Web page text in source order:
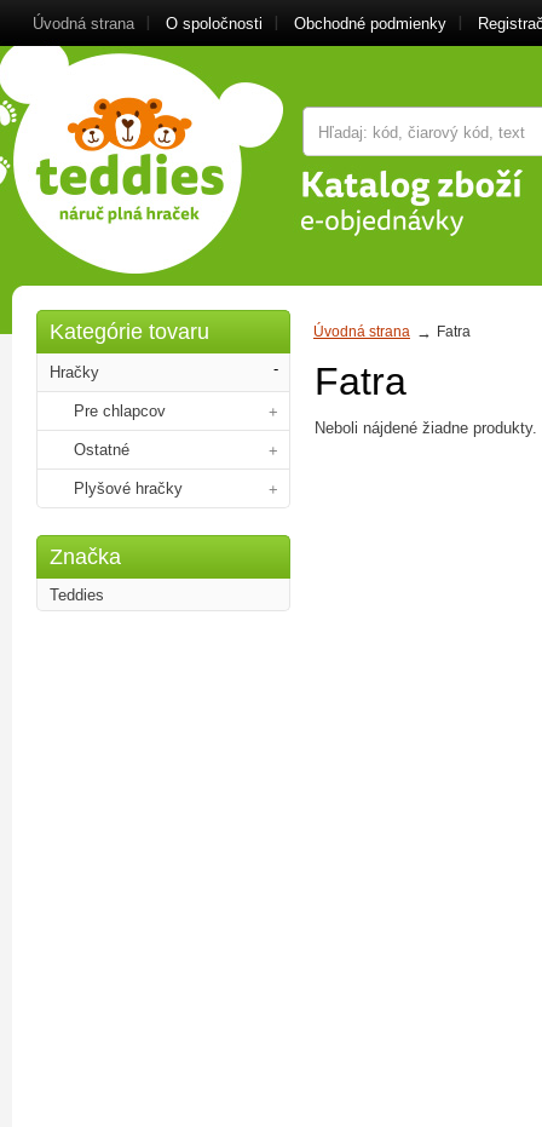
Úvodná strana O spoločnosti Obchodné podmienky
Úvodná strana Fatra
Fatra
Neboli nájdené žiadne produkty.
Kategórie tovaru
Hračky
Pre chlapcov
Ostatné
Plyšové hračky
Značka
Teddies